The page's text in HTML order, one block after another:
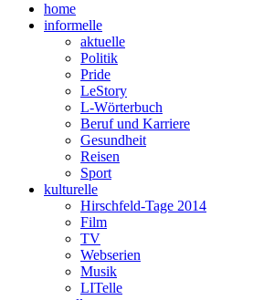
home
informelle
aktuelle
Politik
Pride
LeStory
L-Wörterbuch
Beruf und Karriere
Gesundheit
Reisen
Sport
kulturelle
Hirschfeld-Tage 2014
Film
TV
Webserien
Musik
LITelle